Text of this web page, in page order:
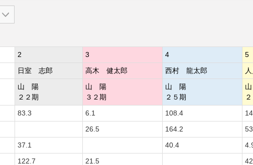
2 3 4 5
日室 志郎 高木 健太郎 西村 龍太郎
山 陽
２２期
山 陽
３２期
山 陽
２５期
83.3 6.1 108.4
26.5 164.2
37.1 40.4
122.7 21.5